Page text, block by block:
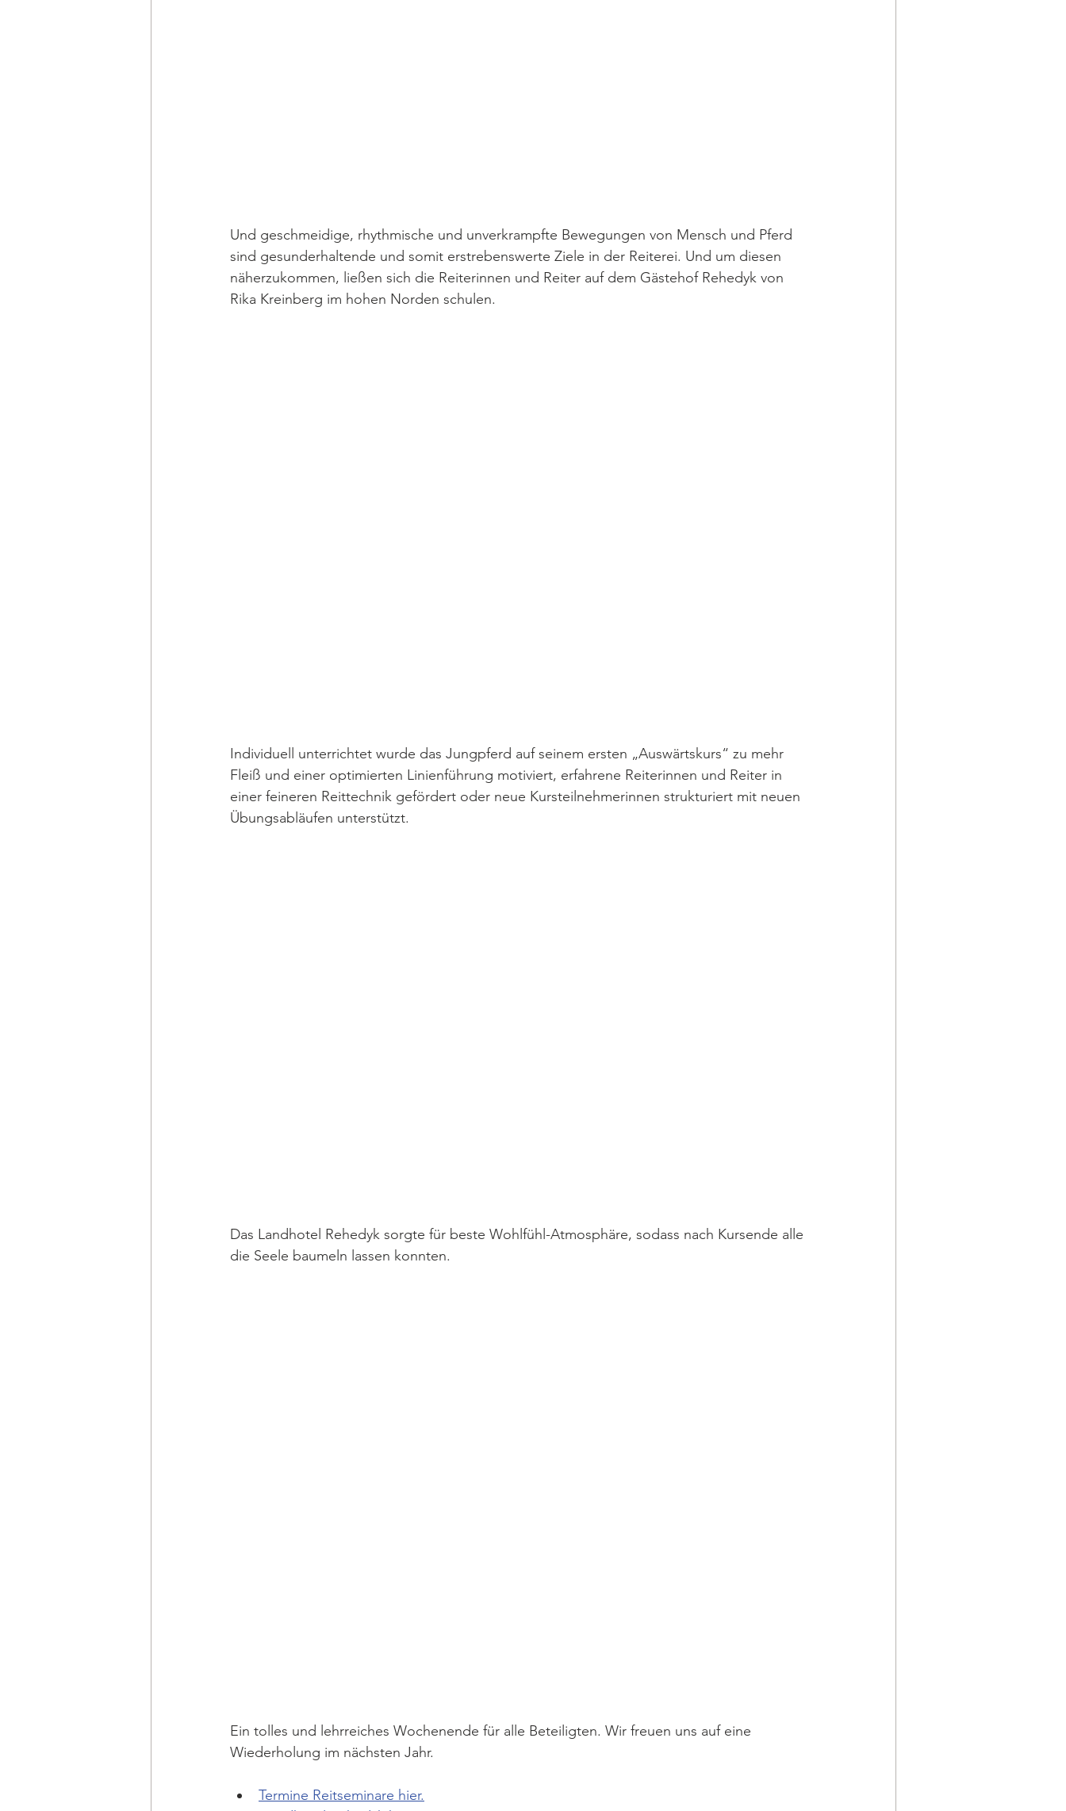
Und geschmeidige, rhythmische und unverkrampfte Bewegungen von Mensch und Pferd
sind gesunderhaltende und somit erstrebenswerte Ziele in der Reiterei. Und um diesen
näherzukommen, ließen sich die Reiterinnen und Reiter auf dem Gästehof Rehedyk von
Rika Kreinberg im hohen Norden schulen.
Individuell unterrichtet wurde das Jungpferd auf seinem ersten „Auswärtskurs“ zu mehr
Fleiß und einer optimierten Linienführung motiviert, erfahrene Reiterinnen und Reiter in
einer feineren Reittechnik gefördert oder neue Kursteilnehmerinnen strukturiert mit neuen
Übungsabläufen unterstützt.
Das Landhotel Rehedyk sorgte für beste Wohlfühl-Atmosphäre, sodass nach Kursende alle
die Seele baumeln lassen konnten.
Ein tolles und lehrreiches Wochenende für alle Beteiligten. Wir freuen uns auf eine
Wiederholung im nächsten Jahr.
Termine Reitseminare hier.